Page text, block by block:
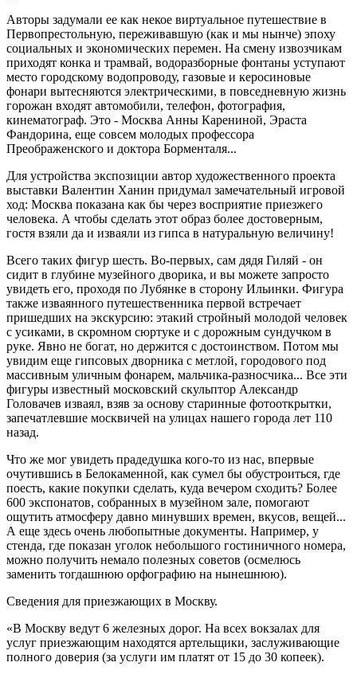
Авторы задумали ее как некое виртуальное путешествие в
Первопрестольную, переживавшую (как и мы нынче) эпоху
социальных и экономических перемен. На смену извозчикам
приходят конка и трамвай, водоразборные фонтаны уступают
место городскому водопроводу, газовые и керосиновые
фонари вытесняются электрическими, в повседневную жизнь
горожан входят автомобили, телефон, фотография,
кинематограф. Это - Москва Анны Карениной, Эраста
Фандорина, еще совсем молодых профессора
Преображенского и доктора Борменталя...
Для устройства экспозиции автор художественного проекта
выставки Валентин Ханин придумал замечательный игровой
ход: Москва показана как бы через восприятие приезжего
человека. А чтобы сделать этот образ более достоверным,
гостя взяли да и изваяли из гипса в натуральную величину!
Всего таких фигур шесть. Во-первых, сам дядя Гиляй - он
сидит в глубине музейного дворика, и вы можете запросто
увидеть его, проходя по Лубянке в сторону Ильинки. Фигура
также изваянного путешественника первой встречает
пришедших на экскурсию: этакий стройный молодой человек
с усиками, в скромном сюртуке и с дорожным сундучком в
руке. Явно не богат, но держится с достоинством. Потом мы
увидим еще гипсовых дворника с метлой, городового под
массивным уличным фонарем, мальчика-разносчика... Все эти
фигуры известный московский скульптор Александр
Головачев изваял, взяв за основу старинные фотооткрытки,
запечатлевшие москвичей на улицах нашего города лет 110
назад.
Что же мог увидеть прадедушка кого-то из нас, впервые
очутившись в Белокаменной, как сумел бы обустроиться, где
поесть, какие покупки сделать, куда вечером сходить? Более
600 экспонатов, собранных в музейном зале, помогают
ощутить атмосферу давно минувших времен, вкусов, вещей...
А еще здесь очень любопытные документы. Например, у
стенда, где показан уголок небольшого гостиничного номера,
можно получить немало полезных советов (осмелюсь
заменить тогдашнюю орфографию на нынешнюю).
Сведения для приезжающих в Москву.
«В Москву ведут 6 железных дорог. На всех вокзалах для
услуг приезжающим находятся артельщики, заслуживающие
полного доверия (за услуги им платят от 15 до 30 копеек).